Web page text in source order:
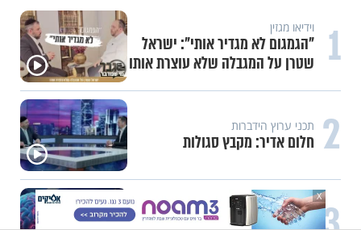
1 וידיאו מגזין
"הגמגום לא מגדיר אותי": ישראל
שטרן על המגבלה שלא עוצרת אותו
2 תכני ערוץ הידברות
חלום אדיר: מקבץ סגולות
עשייה והעצמה נשית
משיבת נפש: הגבול הדק שבין חוסר
X